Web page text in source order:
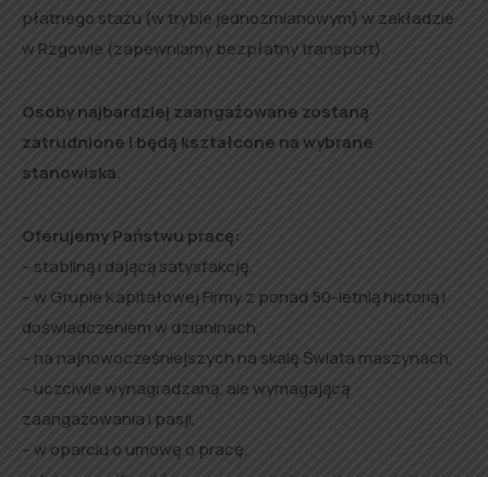
płatnego stażu (w trybie jednozmianowym) w zakładzie
w Rzgowie (zapewniamy bezpłatny transport).
Osoby najbardziej zaangażowane zostaną
zatrudnione i będą kształcone na wybrane
stanowiska.
Oferujemy Państwu pracę:
– stabilną i dającą satysfakcję,
– w Grupie Kapitałowej Firmy z ponad 50-letnią historią i
doświadczeniem w dzianinach,
– na najnowocześniejszych na skalę Świata maszynach,
– uczciwie wynagradzaną, ale wymagającą
zaangażowania i pasji,
– w oparciu o umowę o pracę,